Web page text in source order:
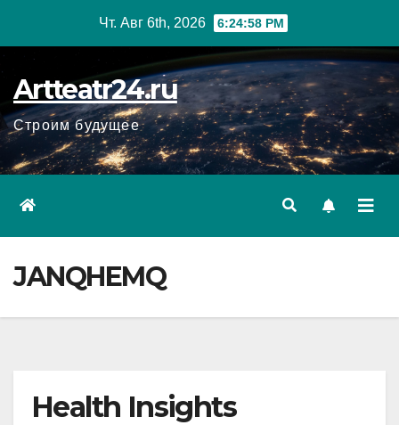
Чт. Авг 6th, 2026 6:24:59 PM
Artteatr24.ru
Строим будущее
JANQHEMQ
Health Insights